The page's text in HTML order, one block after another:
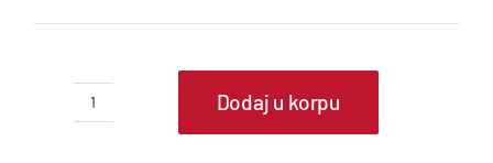
TESLA
Dodaj u korpu